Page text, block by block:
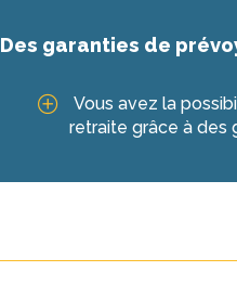
Des garanties de
Vous avez la
retraite grâce à des